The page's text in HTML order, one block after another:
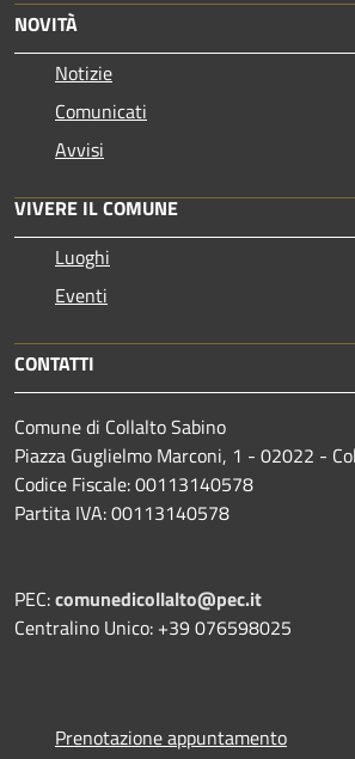
NOVITÀ
Notizie
Comunicati
Avvisi
VIVERE IL COMUNE
Luoghi
Eventi
CONTATTI
Comune di Collalto Sabino
Piazza Guglielmo Marconi, 1 - 02022 -
Codice Fiscale: 00113140578
Partita IVA: 00113140578
PEC:comunedicollalto@pec.it
Centralino Unico: +39 076598025
Prenotazione appuntamento